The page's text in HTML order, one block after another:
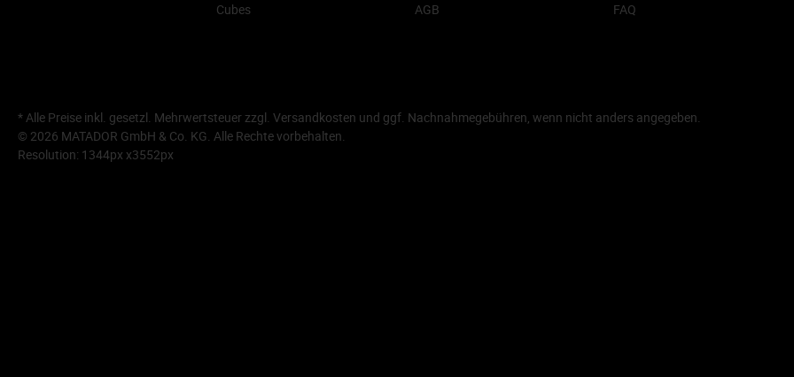
Cubes
AGB
FAQ
* Alle Preise inkl. gesetzl. Mehrwertsteuer zzgl. Versandkosten und ggf. Nachnahmegebühren, wenn nicht anders angegeben.
© 2026 MATADOR GmbH & Co. KG. Alle Rechte vorbehalten.
Resolution: 1344px x3552px